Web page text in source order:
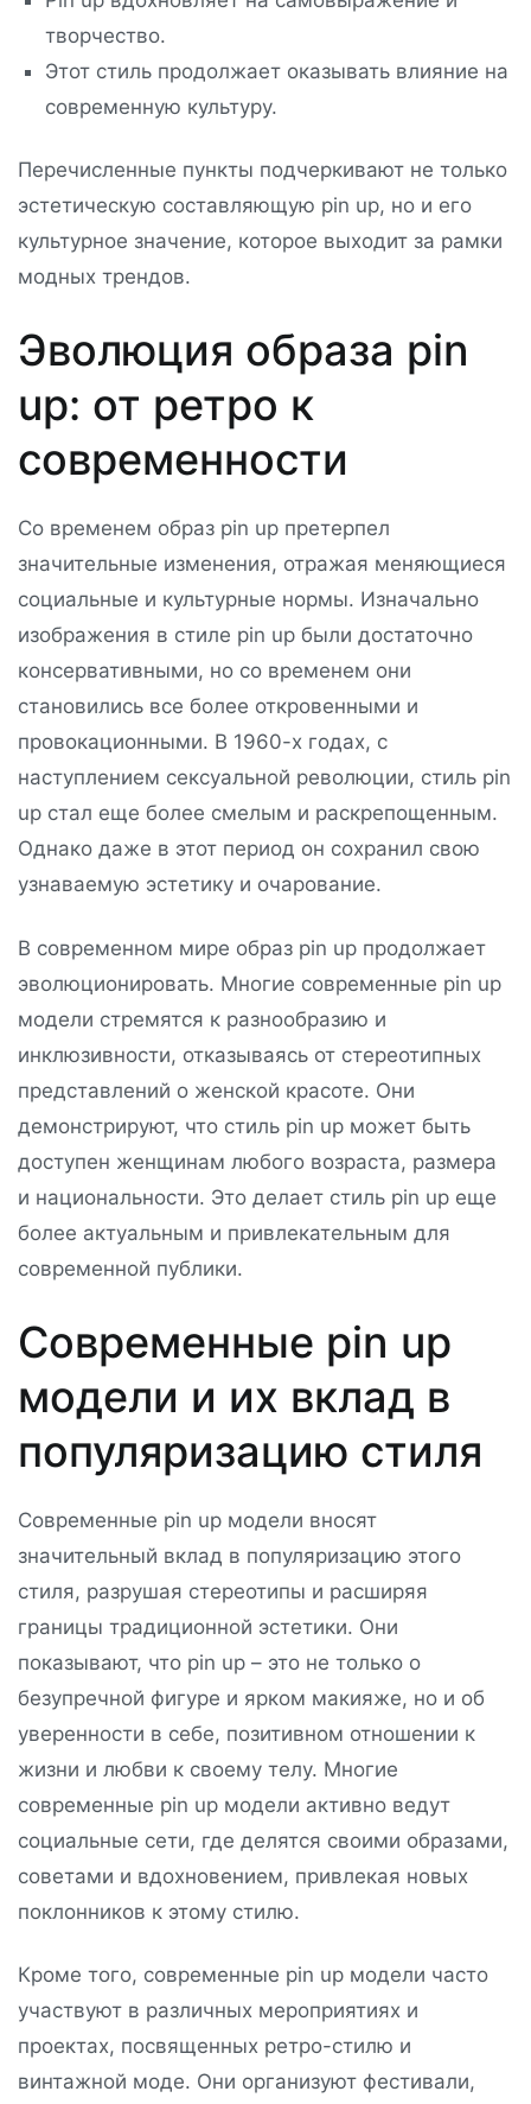
творчество.
Этот стиль продолжает оказывать влияние на
современную культуру.
Перечисленные пункты подчеркивают не только
эстетическую составляющую pin up, но и его
культурное значение, которое выходит за рамки
модных трендов.
Эволюция образа pin
up: от ретро к
современности
Со временем образ pin up претерпел
значительные изменения, отражая меняющиеся
социальные и культурные нормы. Изначально
изображения в стиле pin up были достаточно
консервативными, но со временем они
становились все более откровенными и
провокационными. В 1960-х годах, с
наступлением сексуальной революции, стиль pin
up стал еще более смелым и раскрепощенным.
Однако даже в этот период он сохранил свою
узнаваемую эстетику и очарование.
В современном мире образ pin up продолжает
эволюционировать. Многие современные pin up
модели стремятся к разнообразию и
инклюзивности, отказываясь от стереотипных
представлений о женской красоте. Они
демонстрируют, что стиль pin up может быть
доступен женщинам любого возраста, размера
и национальности. Это делает стиль pin up еще
более актуальным и привлекательным для
современной публики.
Современные pin up
модели и их вклад в
популяризацию стиля
Современные pin up модели вносят
значительный вклад в популяризацию этого
стиля, разрушая стереотипы и расширяя
границы традиционной эстетики. Они
показывают, что pin up – это не только о
безупречной фигуре и ярком макияже, но и об
уверенности в себе, позитивном отношении к
жизни и любви к своему телу. Многие
современные pin up модели активно ведут
социальные сети, где делятся своими образами,
советами и вдохновением, привлекая новых
поклонников к этому стилю.
Кроме того, современные pin up модели часто
участвуют в различных мероприятиях и
проектах, посвященных ретро-стилю и
винтажной моде. Они организуют фестивали,